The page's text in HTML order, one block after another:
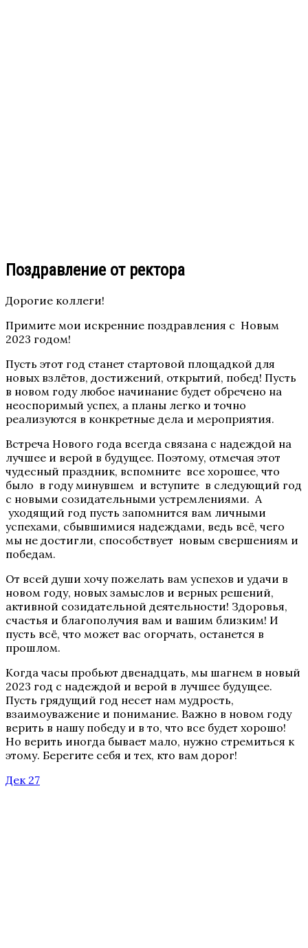
Поздравление от ректора
Дорогие коллеги!
Примите мои искренние поздравления с Новым
2023 годом!
Пусть этот год станет стартовой площадкой для
новых взлётов, достижений, открытий, побед! Пусть
в новом году любое начинание будет обречено на
неоспоримый успех, а планы легко и точно
реализуются в конкретные дела и мероприятия.
Встреча Нового года всегда связана с надеждой на
лучшее и верой в будущее. Поэтому, отмечая этот
чудесный праздник, вспомните все хорошее, что
было в году минувшем и вступите в следующий год
с новыми созидательными устремлениями. А
уходящий год пусть запомнится вам личными
успехами, сбывшимися надеждами, ведь всё, чего
мы не достигли, способствует новым свершениям и
победам.
От всей души хочу пожелать вам успехов и удачи в
новом году, новых замыслов и верных решений,
активной созидательной деятельности! Здоровья,
счастья и благополучия вам и вашим близким! И
пусть всё, что может вас огорчать, останется в
прошлом.
Когда часы пробьют двенадцать, мы шагнем в новый
2023 год с надеждой и верой в лучшее будущее.
Пусть грядущий год несет нам мудрость,
взаимоуважение и понимание. Важно в новом году
верить в нашу победу и в то, что все будет хорошо!
Но верить иногда бывает мало, нужно стремиться к
этому. Берегите себя и тех, кто вам дорог!
Дек 27